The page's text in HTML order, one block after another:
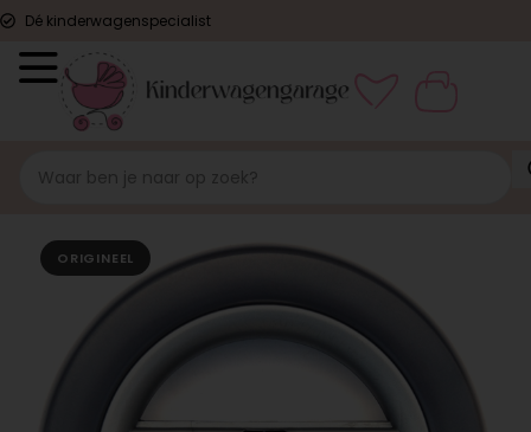
Dé kinderwagenspecialist
ORIGINEEL